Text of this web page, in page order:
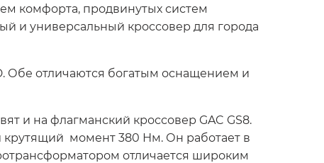
комфорта, продвинутых систем
и универсальный кроссовер для города
Обе отличаются богатым оснащением и
и на флагманский кроссовер GAC GS8.
крутящий момент 380 Нм. Он работает в
отличается широким